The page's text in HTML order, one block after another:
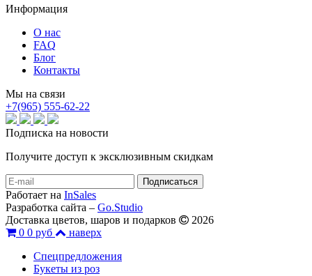
Информация
О нас
FAQ
Блог
Контакты
Мы на связи
+7(965) 555-62-22
Подписка на новости
Получите доступ к эксклюзивным скидкам
Работает на InSales
Разработка сайта – Go.Studio
Доставка цветов, шаров и подарков
2026
0 0 руб
наверх
Спецпредложения
Букеты из роз